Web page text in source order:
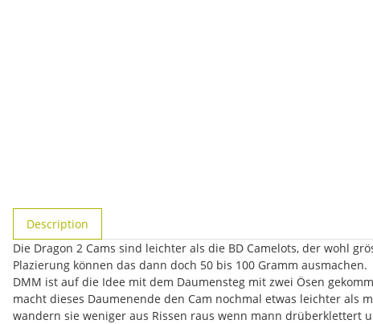
Description
Die Dragon 2 Cams sind leichter als die BD Camelots, der wohl
Plazierung können das dann doch 50 bis 100 Gramm ausmachen.
DMM ist auf die Idee mit dem Daumensteg mit zwei Ösen
macht dieses Daumenende den Cam nochmal etwas leichter als
wandern sie weniger aus Rissen raus wenn mann drüberklettert